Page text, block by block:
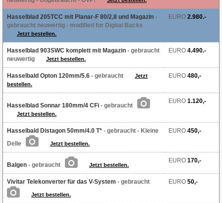
Hasselblad 205TCC mit Planar-F 80/2,8 und Magazin -
gebraucht neuwertig - modified for Digital Backs
Jetzt bestellen.
EURO 2.980.-
Hasselblad 903SWC komplett mit Magazin - gebraucht
neuwertig
Jetzt bestellen.
EURO 4.490.-
Hasselbald Opton 120mm/5.6 - gebraucht
Jetzt
bestellen.
EURO 480,-
Hasselblad Sonnar 180mm/4 CFi - gebraucht
Jetzt bestellen.
EURO 1.120,-
Hasselbald Distagon 50mm/4.0 T* - gebraucht - Kleine
Delle
Jetzt bestellen.
EURO 450,-
Balgen - gebraucht Jetzt bestellen.
EURO 170,-
Vivitar Telekonverter für das V-System - gebraucht
Jetzt bestellen.
EURO 50,-